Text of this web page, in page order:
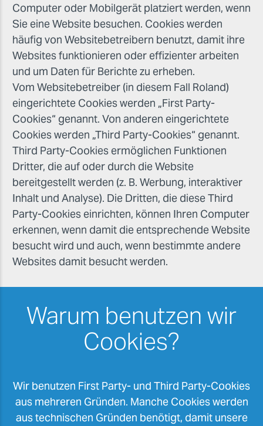
Computer oder Mobilgerät platziert werden, wenn
Sie eine Website besuchen. Cookies werden
häufig von Websitebetreibern benutzt, damit ihre
Websites funktionieren oder effizienter arbeiten
und um Daten für Berichte zu erheben.
Vom Websitebetreiber (in diesem Fall Roland)
eingerichtete Cookies werden „First Party-
Cookies“ genannt. Von anderen eingerichtete
Cookies werden „Third Party-Cookies“ genannt.
Third Party-Cookies ermöglichen Funktionen
Dritter, die auf oder durch die Website
bereitgestellt werden (z. B. Werbung, interaktiver
Inhalt und Analyse). Die Dritten, die diese Third
Party-Cookies einrichten, können Ihren Computer
erkennen, wenn damit die entsprechende Website
besucht wird und auch, wenn bestimmte andere
Websites damit besucht werden.
Warum benutzen wir
Cookies?
Wir benutzen First Party- und Third Party-Cookies
aus mehreren Gründen. Manche Cookies werden
aus technischen Gründen benötigt, damit unsere